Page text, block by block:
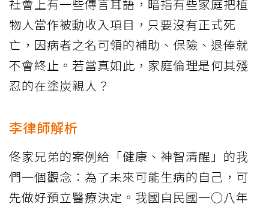
社會上有一些傳言耳語，暗指有些家庭把植
物人當作被動收入項目，只要沒有正式死
亡，因病者之名可領的補助、保險、退俸就
不會終止。若當真如此，家庭倫理是何其殘
忍的在塗炭親人？
李律師解析
佟家兄弟的案例給「健康、神智清醒」的我
們一個觀念：為了未來可能生病的自己，可
先做好預立醫療決定。我國自民國一○八年